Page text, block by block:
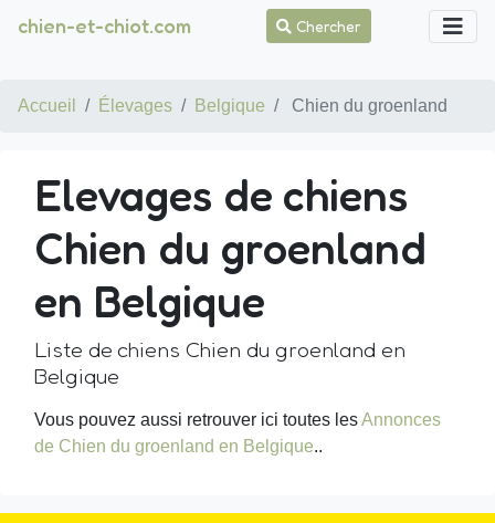
chien-et-chiot.com Chercher
Accueil Élevages Belgique Chien du groenland
Elevages de chiens
Chien du groenland
en Belgique
Liste de chiens Chien du groenland en
Belgique
Vous pouvez aussi retrouver ici toutes lesAnnonces
de Chien du groenland en Belgique..